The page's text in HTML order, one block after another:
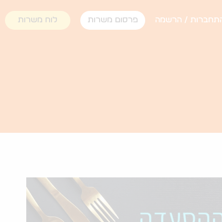
/ הרשמה פרסום משרות לוח משרות